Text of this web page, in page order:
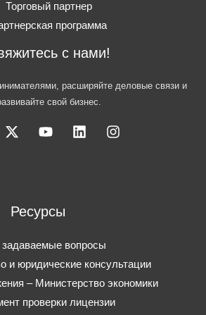
Торговый партнер
программа
с нами!
расширяйте деловые связи и
свой бизнес.
Ресурсы
задаваемые вопросы
и юридические консультации
– Министерство экономики
проверки лицензии